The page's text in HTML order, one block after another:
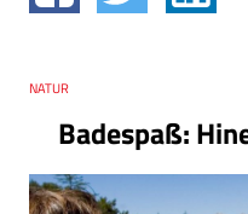
Badespaß:
Thema
NATUR